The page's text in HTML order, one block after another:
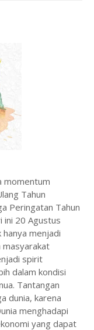
momentum
Tahun
Peringatan Tahun
ini 20 Agustus
menjadi
masyarakat
spirit
dalam kondisi
Tantangan
dunia, karena
menghadapi
yang dapat